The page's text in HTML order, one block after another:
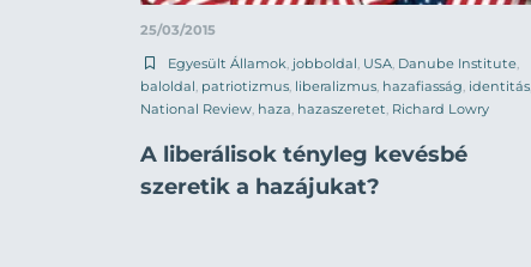
25/03/2015
Egyesült Államok jobboldal USA Danube Institute
baloldal patriotizmus liberalizmus hazafiasság identitás
National Review haza hazaszeretet Richard Lowry
A liberálisok tényleg kevésbé
szeretik a hazájukat?